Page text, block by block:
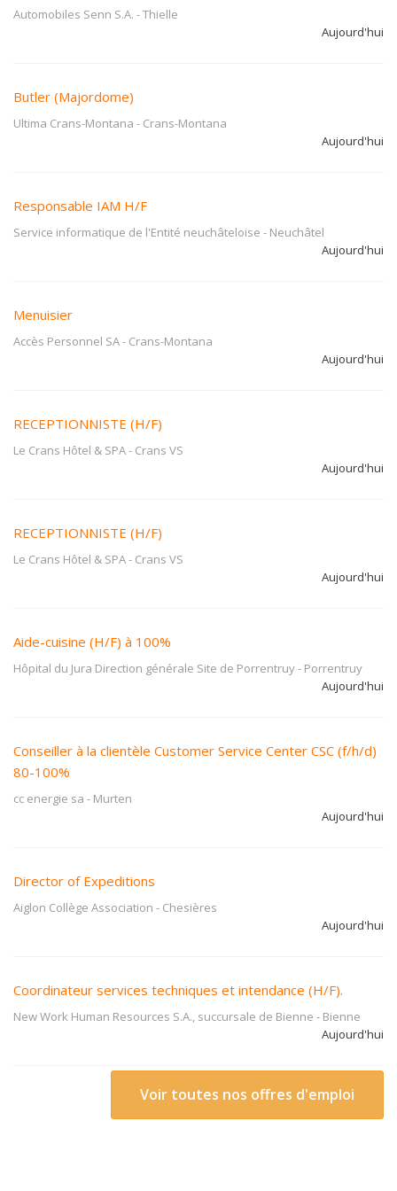
Automobiles Senn S.A. -Thielle
Aujourd'hui
Butler (Majordome)
Ultima Crans-Montana - Crans-Montana
Aujourd'hui
Responsable IAM H/F
Service informatique de l'Entité neuchâteloise - Neuchâtel
Aujourd'hui
Menuisier
Accès Personnel SA- Crans-Montana
Aujourd'hui
RECEPTIONNISTE (H/F)
Le Crans Hôtel & SPA- Crans VS
Aujourd'hui
RECEPTIONNISTE (H/F)
Le Crans Hôtel & SPA- Crans VS
Aujourd'hui
Aide-cuisine (H/F) à 100%
Hôpital du Jura Direction générale Site de Porrentruy- Porrentruy
Aujourd'hui
Conseiller à la clientèle Customer Service Center CSC (f/h/d)
80-100%
cc energie sa - Murten
Aujourd'hui
Director of Expeditions
Aiglon Collège Association - Chesières
Aujourd'hui
Coordinateur services techniques et intendance (H/F).
New Work Human Resources S.A., succursale de Bienne - Bienne
Aujourd'hui
Voir toutes nos offres d'emploi